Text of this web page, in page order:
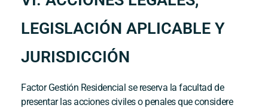
LEGISLACIÓN APLICABLE Y
JURISDICCIÓN
Factor Gestión Residencial se reserva la facultad de
presentar las acciones civiles o penales que considere